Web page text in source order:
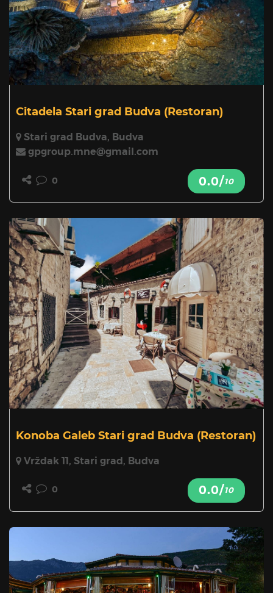
Citadela Stari grad Budva (Restoran)
Stari grad Budva, Budva
gpgroup.mne@gmail.com
0 0.0/10
Konoba Galeb Stari grad Budva (Restoran)
Vrždak 11, Stari grad, Budva
0 0.0/10